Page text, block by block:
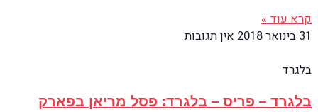
קרא עוד »
31 בינואר 2018
אין תגובות
בלגרד
בלגרד – פריס – בלגרד: פסל מריאן בפארק